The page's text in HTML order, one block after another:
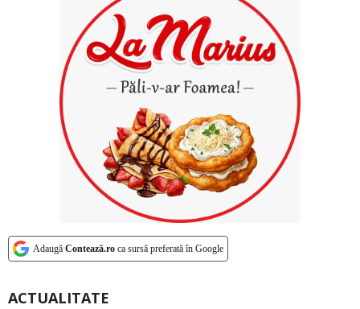
Adaugă Contează.ro ca sursă preferată în Google
ACTUALITATE